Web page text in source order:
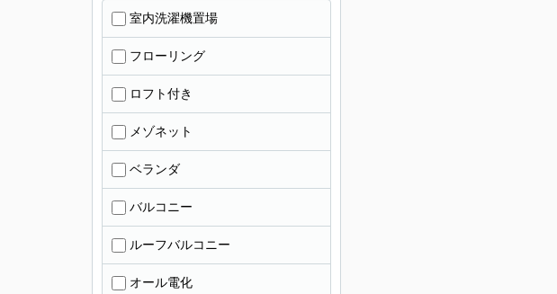
室内洗濯機置場
フローリング
ロフト付き
メゾネット
ベランダ
バルコニー
ルーフバルコニー
オール電化